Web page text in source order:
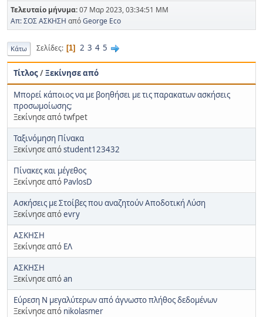
Τελευταίο μήνυμα:07 Μαρ 2023, 03:34:51 ΜΜ
Απ: ΣΟΣ ΑΣΚΗΣΗ απόGeorge Eco
Κάτω Σελίδες 1 2 3 4 5
Τίτλος/Ξεκίνησε από
Mπορεί κάποιος να με βοηθήσει με τις παρακατων ασκήσεις
προσωμοίωσης;
Ξεκίνησε από twfpet
Ταξινόμηση Πίνακα
Ξεκίνησε απόstudent123432
Πίνακες και μέγεθος
Ξεκίνησε από PavlosD
Ασκήσεις με Στοίβες που αναζητούν Αποδοτική Λύση
Ξεκίνησε απόevry
ΑΣΚΗΣΗ
Ξεκίνησε από ΕΛ
ΑΣΚΗΣΗ
Ξεκίνησε απόan
Εύρεση Ν μεγαλύτερων από άγνωστο πλήθος δεδομένων
Ξεκίνησε από nikolasmer